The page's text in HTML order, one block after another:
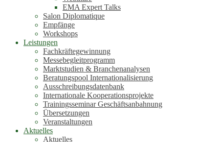
EMA Expert Talks
Salon Diplomatique
Empfänge
Workshops
Leistungen
Fachkräftegewinnung
Messebegleitprogramm
Marktstudien & Branchenanalysen
Beratungspool Internationalisierung
Ausschreibungsdatenbank
Internationale Kooperationsprojekte
Trainingsseminar Geschäftsanbahnung
Übersetzungen
Veranstaltungen
Aktuelles
Aktuelles